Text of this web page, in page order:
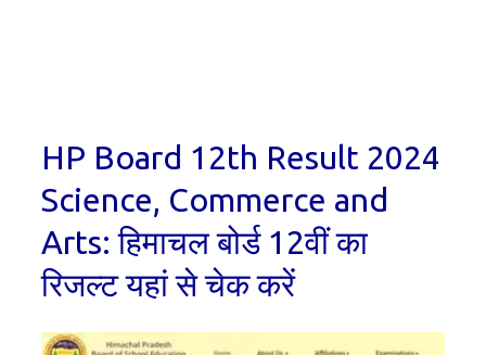
HP Board 12th Result 2024
Science, Commerce and
Arts: हिमाचल बोर्ड 12वीं का
रिजल्ट यहां से चेक करें